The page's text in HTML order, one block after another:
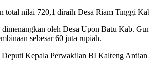
total nilai 720,1 diraih Desa Riam Tinggi
oleh Desa Upon Batu Kab.
sebesar 60 juta rupiah.
Deputi Kepala Perwakilan BI Kalteng